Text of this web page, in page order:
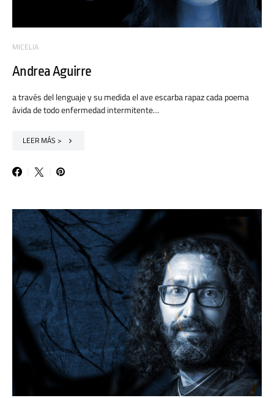
MICELIA
Andrea Aguirre
a través del lenguaje y su medida el ave escarba rapaz cada poema
ávida de todo enfermedad intermitente…
LEER MÁS >